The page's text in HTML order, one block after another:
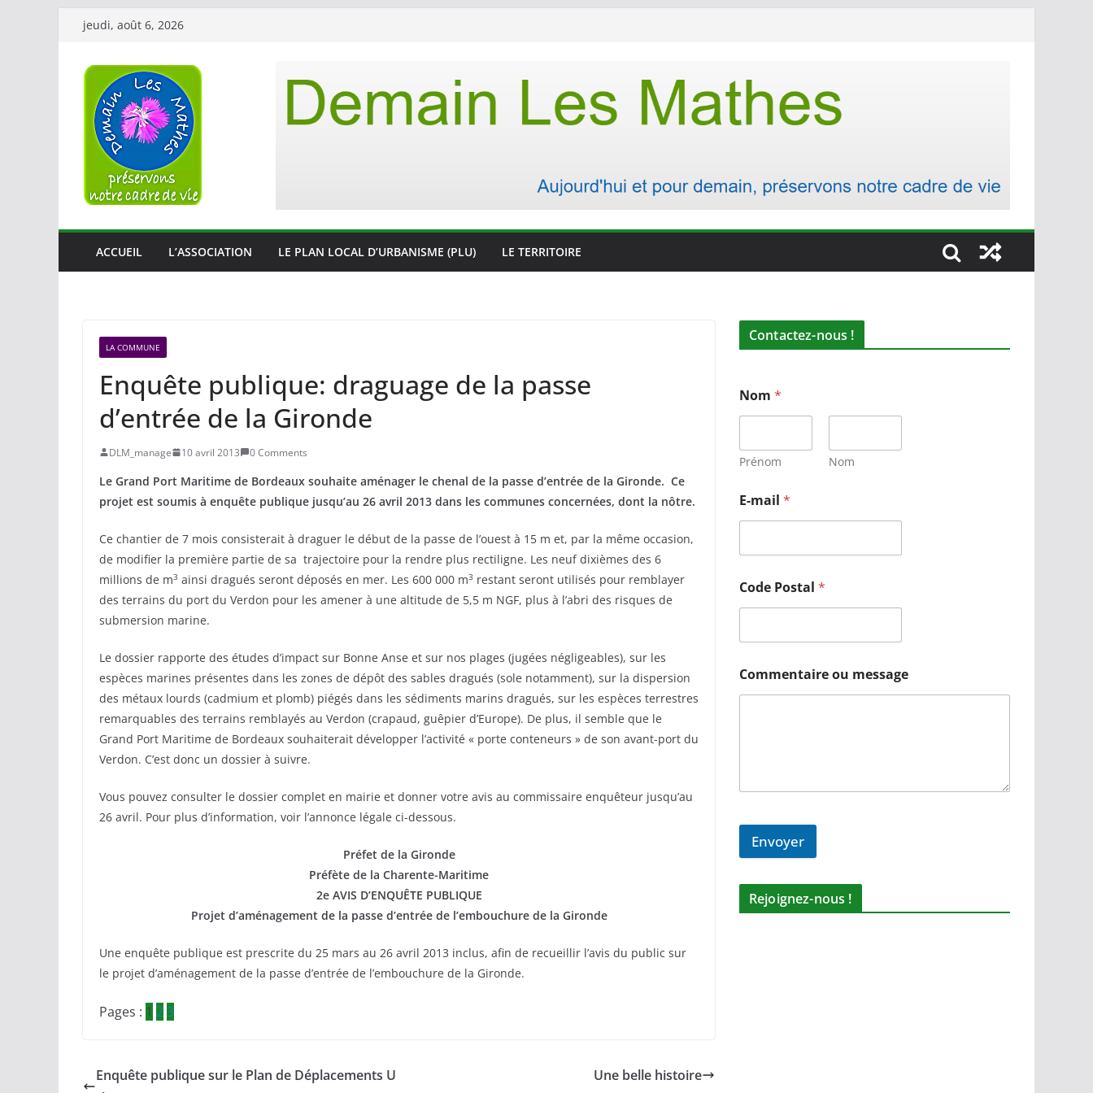
Passer
contenu
jeudi, août 6, 2026
ACCUEIL L’ASSOCIATION LE PLAN LOCAL D’URBANISME (PLU) LE TERRITOIRE
LA COMMUNE
Enquête publique: draguage de la passe
d’entrée de la Gironde
DLM_manage 10 avril 2013 0 Comments
Le Grand Port Maritime de Bordeaux souhaite aménager le chenal de la passe d’entrée de la Gironde. Ce
projet est soumis à enquête publique jusqu’au 26 avril 2013 dans les communes concernées, dont la nôtre.
Ce chantier de 7 mois consisterait à draguer le début de la passe de l’ouest à 15 m et, par la même occasion,
de modifier la première partie de sa trajectoire pour la rendre plus rectiligne. Les neuf dixièmes des 6
millions de m3 ainsi dragués seront déposés en mer. Les 600 000 m3 restant seront utilisés pour remblayer
des terrains du port du Verdon pour les amener à une altitude de 5,5 m NGF, plus à l’abri des risques de
submersion marine.
Le dossier rapporte des études d’impact sur Bonne Anse et sur nos plages (jugées négligeables), sur les
espèces marines présentes dans les zones de dépôt des sables dragués (sole notamment), sur la dispersion
des métaux lourds (cadmium et plomb) piégés dans les sédiments marins dragués, sur les espèces terrestres
remarquables des terrains remblayés au Verdon (crapaud, guêpier d’Europe). De plus, il semble que le
Grand Port Maritime de Bordeaux souhaiterait développer l’activité « porte conteneurs » de son avant-port du
Verdon. C’est donc un dossier à suivre.
Vous pouvez consulter le dossier complet en mairie et donner votre avis au commissaire enquêteur jusqu’au
26 avril. Pour plus d’information, voir l’annonce légale ci-dessous.
Préfet de la Gironde
Préfète de la Charente-Maritime
2e AVIS D’ENQUÊTE PUBLIQUE
Projet d’aménagement de la passe d’entrée de l’embouchure de la Gironde
Une enquête publique est prescrite du 25 mars au 26 avril 2013 inclus, afin de recueillir l’avis du public sur
le projet d’aménagement de la passe d’entrée de l’embouchure de la Gironde.
Pages : 1 23
Enquête publique sur le Plan de Déplacements U
Une belle histoire
Contactez-nous !
Nom *
Prénom Nom
E-mail *
Code Postal *
Commentaire ou message
Envoyer
Rejoignez-nous !